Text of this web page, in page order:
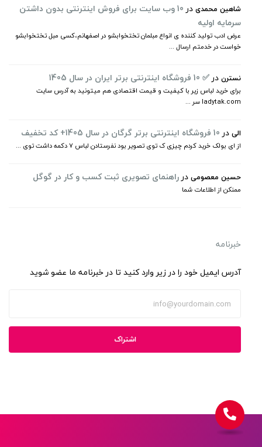
شاهین محمدیدر
10 وب سایت برای فروش اینترنتی بدون داشتن
سرمایه اولیه
عرض ادب تولید کننده ی انواع مبلمان تختخوابشو در اصفهانم،کسی مبل تختخوابشو
خواست در خدمتم ارسال ...
نسترندر ✅ 10 فروشگاه اینترنتی برتر ایران در سال 1405
برای خرید لباس زیر با کیفیت و قیمت اقتصادی هم میتونید به آدرس سایت
ladytak.com سر ...
الیدر 10 فروشگاه اینترنتی برتر گرگان در سال 1405+ کد تخفیف
از ای بولک خرید کردم چیزی ک توی تصویر بود نفرستادن لباس ۷ دکمه داشت توی ...
حسین معصومیدر راهنمای تصویری ثبت کسب و کار در گوگل
ممنکن از اطلاعات شما
خبرنامه
آدرس ایمیل خود را در زیر وارد کنید تا در خبرنامه ما عضو شوید
اشتراک